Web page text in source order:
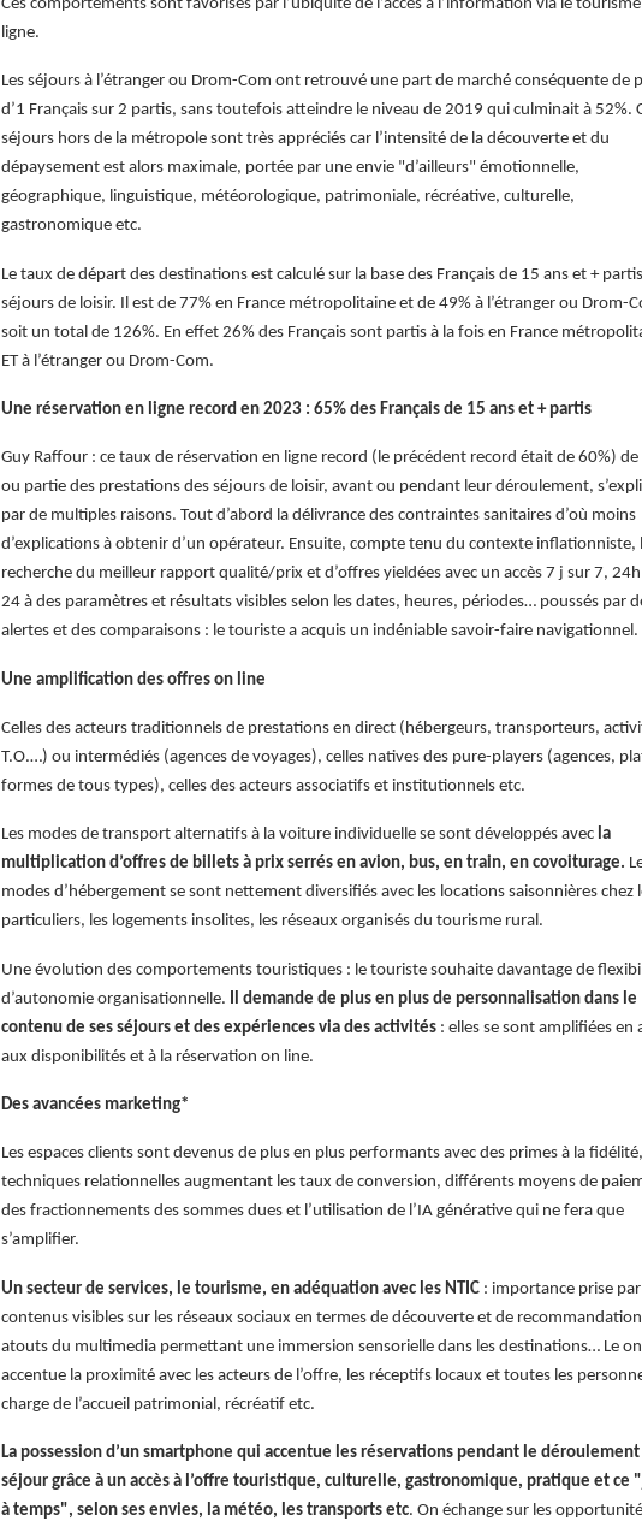
Ces comportements sont favorisés par l’ubiquité de l’accès à l’information via le
ligne.
Les séjours à l’étranger ou Drom-Com ont retrouvé une part de marché conséquente de
d’1 Français sur 2 partis, sans toutefois atteindre le niveau de 2019 qui culminait à 52%.
séjours hors de la métropole sont très appréciés car l’intensité de la découverte et du
dépaysement est alors maximale, portée par une envie "d’ailleurs" émotionnelle,
géographique, linguistique, météorologique, patrimoniale, récréative, culturelle,
gastronomique etc.
Le taux de départ des destinations est calculé sur la base des Français de 15 ans et +
séjours de loisir. Il est de 77% en France métropolitaine et de 49% à l’étranger ou Drom-
soit un total de 126%. En effet 26% des Français sont partis à la fois en France
ET à l’étranger ou Drom-Com.
Une réservation en ligne record en 2023 : 65% des Français de 15 ans et + partis
Guy Raffour : ce taux de réservation en ligne record (le précédent record était de 60%)
ou partie des prestations des séjours de loisir, avant ou pendant leur déroulement,
par de multiples raisons. Tout d’abord la délivrance des contraintes sanitaires d’où moins
d’explications à obtenir d’un opérateur. Ensuite, compte tenu du contexte inflationniste,
recherche du meilleur rapport qualité/prix et d’offres yieldées avec un accès 7 j sur 7,
24 à des paramètres et résultats visibles selon les dates, heures, périodes… poussés par
alertes et des comparaisons : le touriste a acquis un indéniable savoir-faire navigationnel.
Une amplification des offres on line
Celles des acteurs traditionnels de prestations en direct (hébergeurs, transporteurs,
T.O.…) ou intermédiés (agences de voyages), celles natives des pure-players (agences,
formes de tous types), celles des acteurs associatifs et institutionnels etc.
Les modes de transport alternatifs à la voiture individuelle se sont développés avec la
multiplication d’offres de billets à prix serrés en avion, bus, en train, en covoiturage.
modes d’hébergement se sont nettement diversifiés avec les locations saisonnières chez
particuliers, les logements insolites, les réseaux organisés du tourisme rural.
Une évolution des comportements touristiques : le touriste souhaite davantage de
d’autonomie organisationnelle.
Il demande de plus en plus de personnalisation dans le
contenu de ses séjours et des expériences via des activités: elles se sont amplifiées en
aux disponibilités et à la réservation on line.
Des avancées marketing*
Les espaces clients sont devenus de plus en plus performants avec des primes à la
techniques relationnelles augmentant les taux de conversion, différents moyens de
des fractionnements des sommes dues et l’utilisation de l’IA générative qui ne fera que
s’amplifier.
Un secteur de services, le tourisme, en adéquation avec les NTIC: importance prise par
contenus visibles sur les réseaux sociaux en termes de découverte et de
atouts du multimedia permettant une immersion sensorielle dans les destinations… Le
accentue la proximité avec les acteurs de l’offre, les réceptifs locaux et toutes les
charge de l’accueil patrimonial, récréatif etc.
La possession d’un smartphone qui accentue les réservations pendant le
séjour grâce à un accès à l’offre touristique, culturelle, gastronomique, pratique et ce
à temps", selon ses envies, la météo, les transports etc. On échange sur les